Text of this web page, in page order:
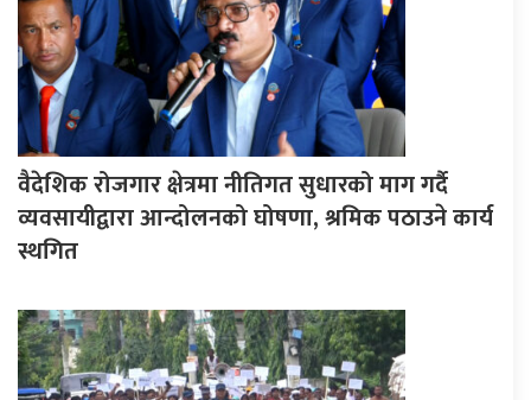
वैदेशिक रोजगार क्षेत्रमा नीतिगत सुधारको माग गर्दै
व्यवसायीद्वारा आन्दोलनको घोषणा, श्रमिक पठाउने कार्य
स्थगित